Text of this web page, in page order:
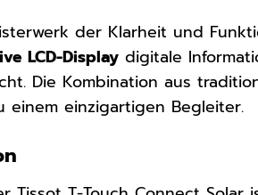
der Klarheit und
LCD-Display digitale
Die Kombination aus
einem einzigartigen Begleiter.